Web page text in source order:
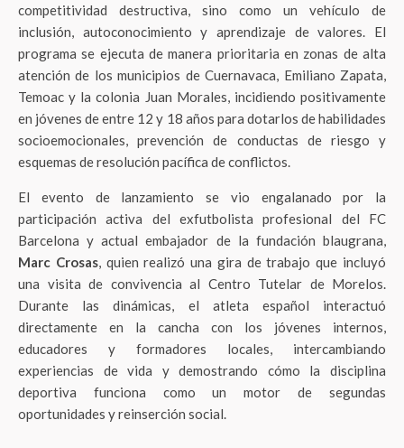
competitividad destructiva, sino como un vehículo de
inclusión, autoconocimiento y aprendizaje de valores. El
programa se ejecuta de manera prioritaria en zonas de alta
atención de los municipios de Cuernavaca, Emiliano Zapata,
Temoac y la colonia Juan Morales, incidiendo positivamente
en jóvenes de entre 12 y 18 años para dotarlos de habilidades
socioemocionales, prevención de conductas de riesgo y
esquemas de resolución pacífica de conflictos.
El evento de lanzamiento se vio engalanado por la
participación activa del exfutbolista profesional del FC
Barcelona y actual embajador de la fundación blaugrana,
Marc Crosas, quien realizó una gira de trabajo que incluyó
una visita de convivencia al Centro Tutelar de Morelos.
Durante las dinámicas, el atleta español interactuó
directamente en la cancha con los jóvenes internos,
educadores y formadores locales, intercambiando
experiencias de vida y demostrando cómo la disciplina
deportiva funciona como un motor de segundas
oportunidades y reinserción social.